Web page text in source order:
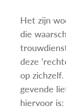
Het zijn
die
deze
op
gevende
hiervoor